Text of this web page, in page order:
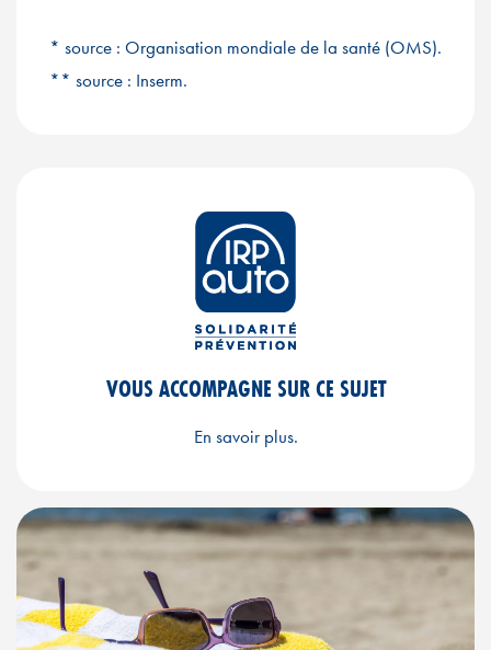
* source : Organisation mondiale de la santé (OMS).
** source : Inserm.
VOUS ACCOMPAGNE SUR CE SUJET
En savoir plus.